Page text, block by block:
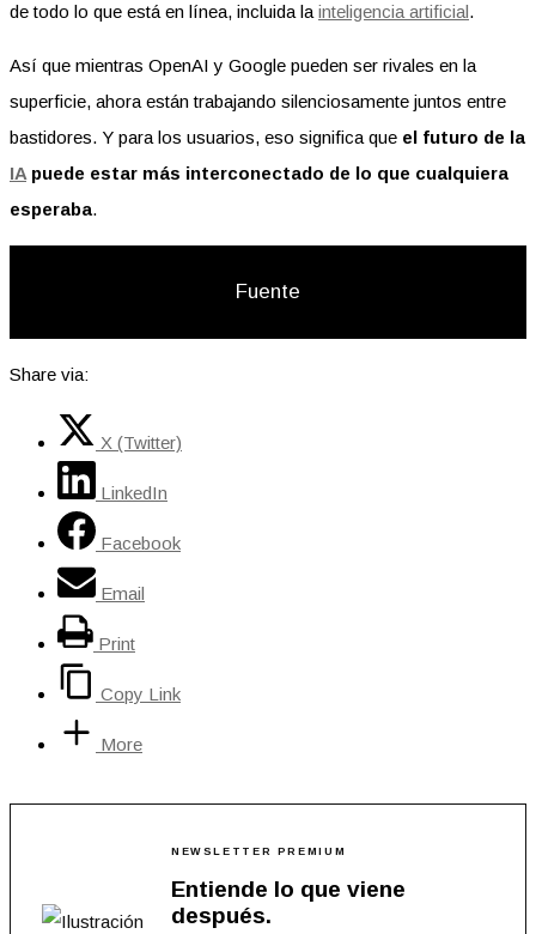
de todo lo que está en línea, incluida la inteligencia artificial.
Así que mientras OpenAI y Google pueden ser rivales en la
superficie, ahora están trabajando silenciosamente juntos entre
bastidores. Y para los usuarios, eso significa que el futuro de la
IA puede estar más interconectado de lo que cualquiera
esperaba.
Fuente
Share via:
X (Twitter)
LinkedIn
Facebook
Email
Print
Copy Link
More
NEWSLETTER PREMIUM
Entiende lo que viene
después.